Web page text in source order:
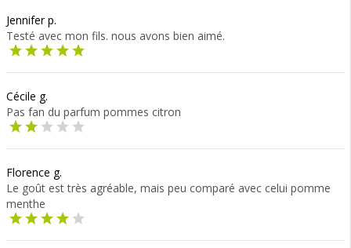
Jennifer p.
Testé avec mon fils. nous avons bien aimé.
Cécile g.
Pas fan du parfum pommes citron
Florence g.
Le goût est très agréable, mais peu comparé avec celui pomme
menthe